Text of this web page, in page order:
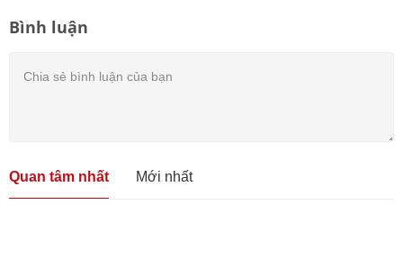
Bình luận
Quan tâm nhất Mới nhất